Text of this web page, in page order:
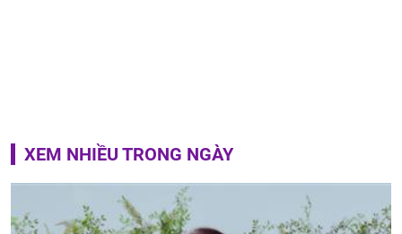
XEM NHIỀU TRONG NGÀY